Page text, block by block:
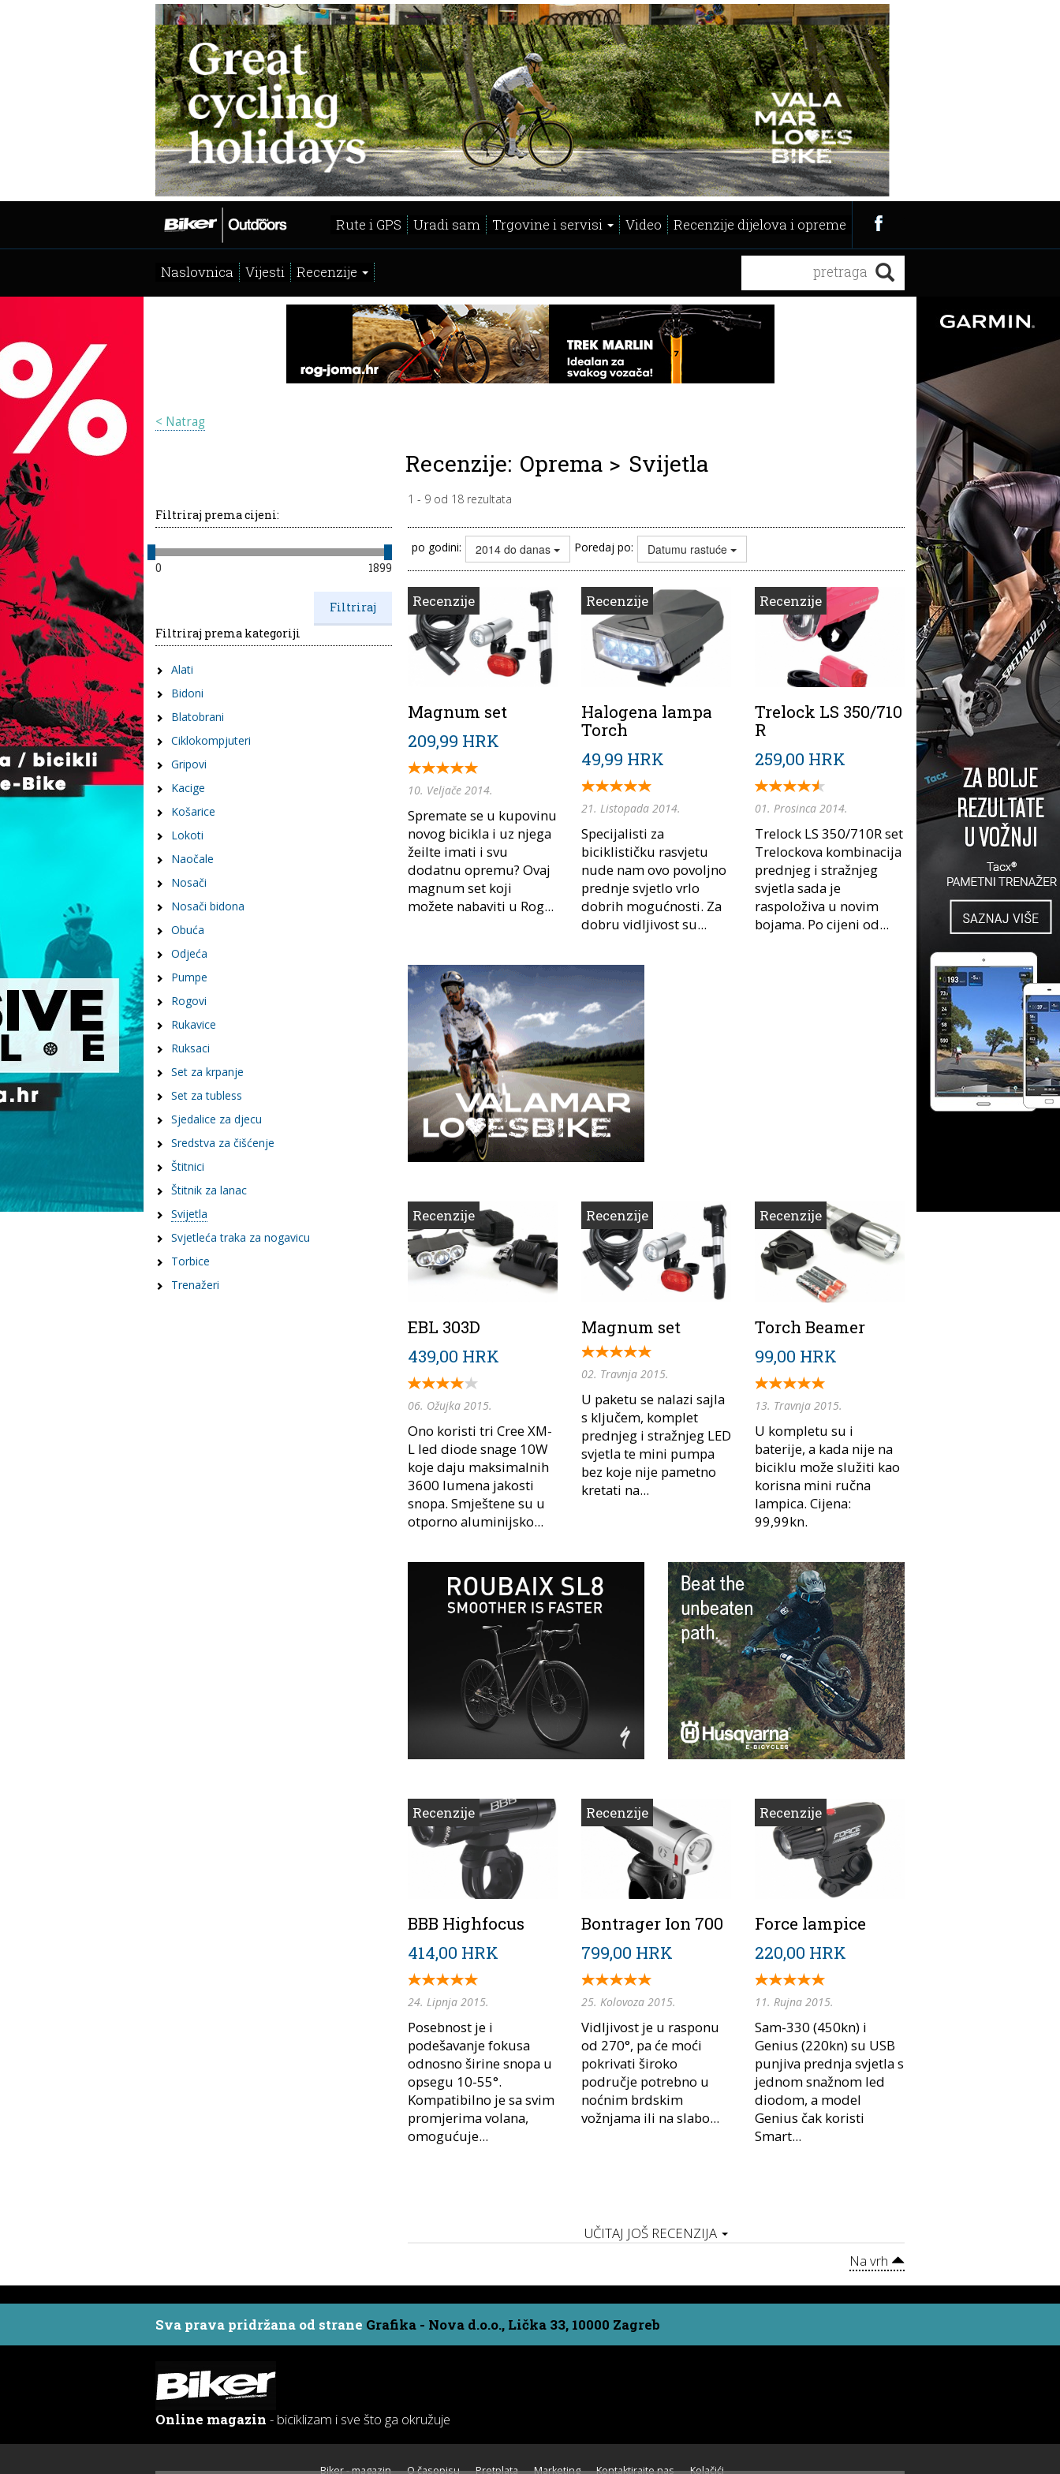
Rute i GPS Uradi sam Trgovine i servisi Video Recenzije dijelova i opreme
Naslovnica Vijesti Recenzije
< Natrag
Recenzije: Oprema > Svijetla
1 - 9 od 18 rezultata
Filtriraj prema cijeni:
0 1899
Filtriraj prema kategoriji
Alati
Bidoni
Blatobrani
Ciklokompjuteri
Gripovi
Kacige
Košarice
Lokoti
Naočale
Nosači
Nosači bidona
Obuća
Odjeća
Pumpe
Rogovi
Rukavice
Ruksaci
Set za krpanje
Set za tubless
Sjedalice za djecu
Sredstva za čišćenje
Štitnici
Štitnik za lanac
Svijetla
Svjetleća traka za nogavicu
Torbice
Trenažeri
po godini: 2014 do danas Poredaj po: Datumu rastuće
Recenzije
Magnum set
209,99 HRK
10. Veljače 2014.
Spremate se u kupovinu
novog bicikla i uz njega
žeilte imati i svu
dodatnu opremu? Ovaj
magnum set koji
možete nabaviti u Rog...
Recenzije
Halogena lampa
Torch
49,99 HRK
21. Listopada 2014.
Specijalisti za
biciklističku rasvjetu
nude nam ovo povoljno
prednje svjetlo vrlo
dobrih mogućnosti. Za
dobru vidljivost su...
Recenzije
Trelock LS 350/710
R
259,00 HRK
01. Prosinca 2014.
Trelock LS 350/710R set
Trelockova kombinacija
prednjeg i stražnjeg
svjetla sada je
raspoloživa u novim
bojama. Po cijeni od...
Recenzije
EBL 303D
439,00 HRK
06. Ožujka 2015.
Ono koristi tri Cree XM-
L led diode snage 10W
koje daju maksimalnih
3600 lumena jakosti
snopa. Smještene su u
otporno aluminijsko...
Recenzije
Magnum set
02. Travnja 2015.
U paketu se nalazi sajla
s ključem, komplet
prednjeg i stražnjeg LED
svjetla te mini pumpa
bez koje nije pametno
kretati na...
Recenzije
Torch Beamer
99,00 HRK
13. Travnja 2015.
U kompletu su i
baterije, a kada nije na
biciklu može služiti kao
korisna mini ručna
lampica. Cijena:
99,99kn.
Recenzije
BBB Highfocus
414,00 HRK
24. Lipnja 2015.
Posebnost je i
podešavanje fokusa
odnosno širine snopa u
opsegu 10-55°.
Kompatibilno je sa svim
promjerima volana,
omogućuje...
Recenzije
Bontrager Ion 700
799,00 HRK
25. Kolovoza 2015.
Vidljivost je u rasponu
od 270°, pa će moći
pokrivati široko
područje potrebno u
noćnim brdskim
vožnjama ili na slabo...
Recenzije
Force lampice
220,00 HRK
11. Rujna 2015.
Sam-330 (450kn) i
Genius (220kn) su USB
punjiva prednja svjetla s
jednom snažnom led
diodom, a model
Genius čak koristi
Smart...
UČITAJ JOŠ RECENZIJA
Na vrh
Sva prava pridržana od strane Grafika - Nova d.o.o., Lička 33, 10000 Zagreb
Online magazin - biciklizam i sve što ga okružuje
Biker - magazin O časopisu Pretplata Marketing Kontaktirajte nas Kolačići